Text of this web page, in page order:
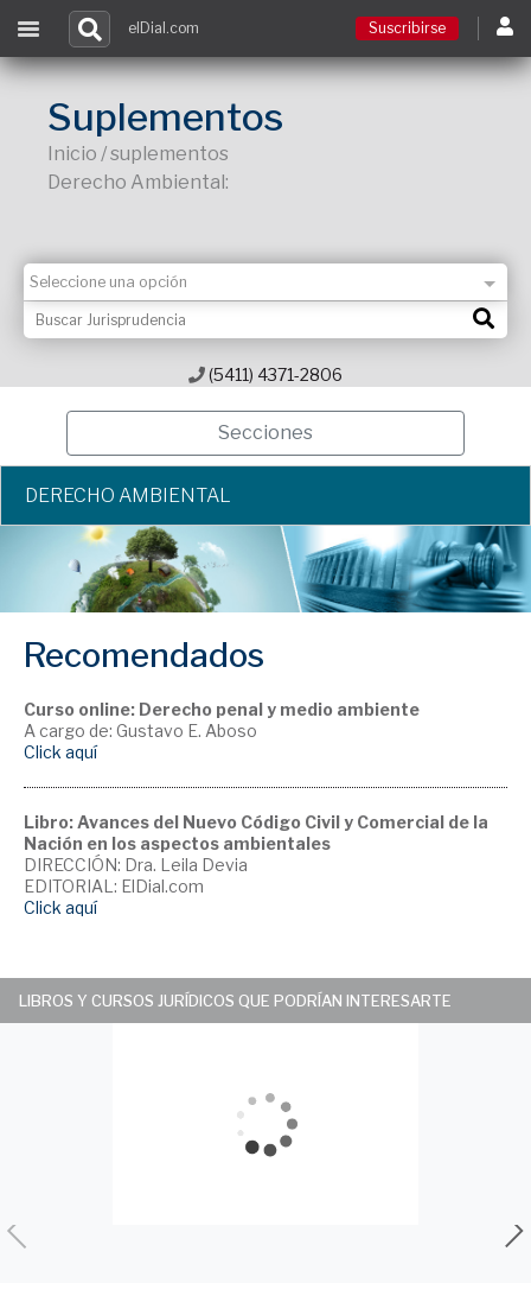
elDial.com Suscribirse
Suplementos
Inicio / suplementos
Derecho Ambiental:
(5411) 4371-2806
Secciones
DERECHO AMBIENTAL
Recomendados
Curso online: Derecho penal y medio ambiente
A cargo de: Gustavo E. Aboso
Click aquí
Libro: Avances del Nuevo Código Civil y Comercial de la
Nación en los aspectos ambientales
DIRECCIÓN: Dra. Leila Devia
EDITORIAL: ElDial.com
Click aquí
LIBROS Y CURSOS JURÍDICOS QUE PODRÍAN INTERESARTE